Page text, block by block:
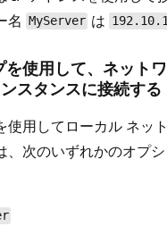
名 MyServer は
を使用して、ネット
スタンスに接続する
使用してローカル ネッ
、次のいずれかのオプシ